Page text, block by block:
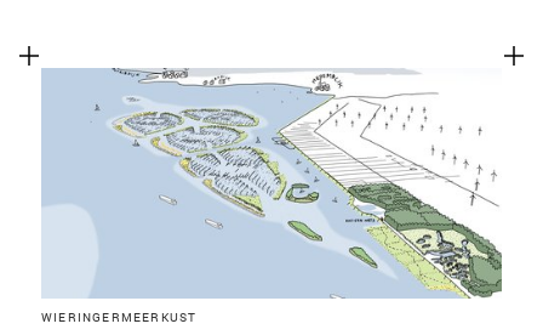
WIERINGERMEERKUST